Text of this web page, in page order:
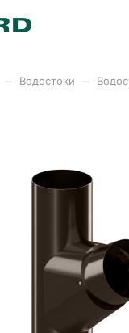
Водостоки